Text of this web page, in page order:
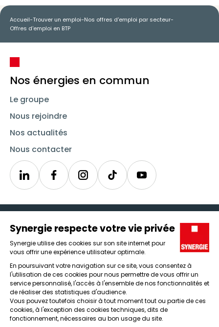
Accueil-Trouver un emploi-Nos offres d'emploi par secteur-
Offres d'emploi en BTP
Nos énergies en commun
Le groupe
Nous rejoindre
Nos actualités
Nous contacter
LinkedinSynergieInstagramTikTok Youtube
Icône d'illustration
Candidats
Entreprises
Icône d'illustration
Nos agences
Icône d'illustration
Conditions générales d'utilisation et mentions légales
Protection des données
Lanceur d'alertes